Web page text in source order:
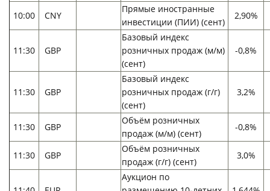
10:00 CNY
Прямые иностранные
инвестиции (ПИИ) (сент)
2,90%
11:30 GBP
Базовый индекс
розничных продаж (м/м)
(сент)
-0,8%
11:30 GBP
Базовый индекс
розничных продаж (г/г)
(сент)
3,2%
11:30 GBP
Объём розничных
продаж (м/м) (сент)
-0,8%
11:30 GBP
Объём розничных
продаж (г/г) (сент)
3,0%
Аукцион по